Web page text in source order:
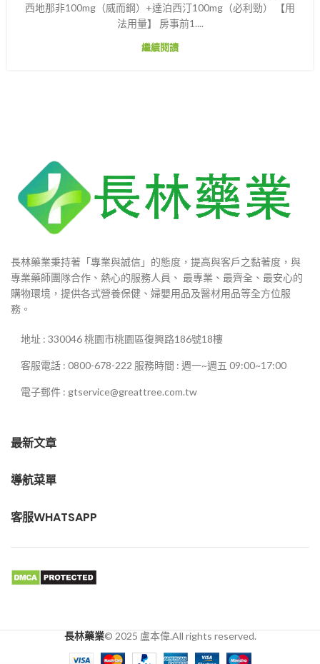
西地那非100mg（威而鋼）+達泊西汀100mg（必利勁） 【用
法用量】 房事前1....
繼續閱讀
長林藥業秉持著「專業與誠信」的態度，提高與客戶之黏著度，與
專業藥師團隊合作、熱心的服務人員、 最專業、最齊全、最安心的
購物環境，提供各式營養保健、婦嬰用品及醫材用品等全方位服
務。
地址 : 330046 桃園市桃園區復興路186號18樓
客服電話 : 0800-678-222 服務時間 : 週一~週五 09:00~17:00
電子郵件 : gtservice@greattree.com.tw
最新文章
導航菜單
客服WHATSAPP
長林藥業© 2025 盧本偉.All rights reserved.